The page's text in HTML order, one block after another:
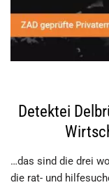
Detektei
…das sind die drei
die rat- und